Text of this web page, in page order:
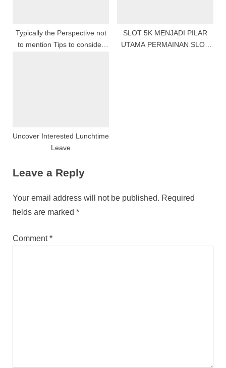
Typically the Perspective not
to mention Tips to consider
SLOT 5K MENJADI PILAR
UTAMA PERMAINAN SLOT
Uncover Interested Lunchtime
Leave
Leave a Reply
Your email address will not be published. Required
fields are marked *
Comment*